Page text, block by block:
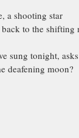
a shooting star
to the shifting
sung tonight,
deafening moon?